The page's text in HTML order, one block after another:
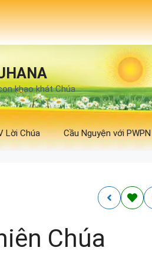
khao khát Chúa
Lời Chúa Cầu Nguyện với PWPN
Chúa